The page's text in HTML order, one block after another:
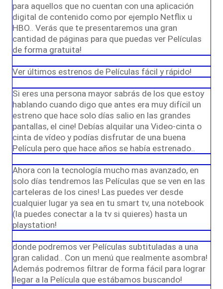
para aquellos que no cuentan con una aplicación
digital de contenido como por ejemplo Netflix u
HBO.. Verás que te presentaremos una gran
cantidad de páginas para que puedas ver Películas
de forma gratuita!
Ver últimos estrenos de Películas fácil y rápido!
Si eres una persona mayor sabrás de los que estoy
hablando cuando digo que antes era muy difícil un
estreno que hace solo días salio en las grandes
pantallas, el cine! Debías alquilar una Video-cinta o
cinta de vídeo y podías disfrutar de una buena
Película pero que hace años se había estrenado..
Ahora con la tecnología mucho mas avanzado, en
solo días tendremos las Películas que se ven en las
carteleras de los cines! Las puedes ver desde
cualquier lugar ya sea en tu smart tv, una notebook
(la puedes conectar a la tv si quieres) hasta un
playstation!
donde podremos ver Películas subtituladas a una
gran calidad.. Con un menú que realmente asombra!
Además podremos filtrar de forma fácil para lograr
llegar a la Película que estábamos buscando!